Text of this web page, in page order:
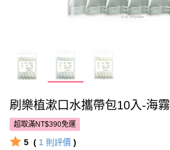
刷樂植漱口水攜帶包10入-海霧
超取滿NT$390免運
5 ( 1 則評價 )